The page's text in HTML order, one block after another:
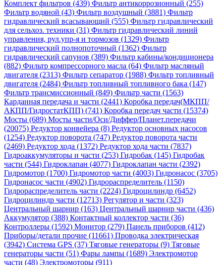
Комплект фильтров (439) Фильтр антикоррозионный (255)
Фильтр водяной (43) Фильтр воздушный (3881) Фильтр
гидравлический всасывающий (555) Фильтр гидравлический
для сельхоз. техники (31) Фильтр гидравлический линий
управления, рул.упр-я и тормозов (1329) Фильтр
гидравлический полнопоточный (1362) Фильтр
гидравлический сапунов (389) Фильтр кабины/кондиционера
(882) Фильтр компрессорного масла (64) Фильтр масляный
двигателя (2313) Фильтр сепаратор (1988) Фильтр топливный
двигателя (2484) Фильтр топливный топливного бака (147)
Фильтр трансмиссионный (849) Фильтр части (1563)
Карданная передача и части (2441) Коробка передач(МКПП/
АКПП/ГидростатКПП) (741) Коробка передач части (15374)
Мосты (689) Мосты части/Оси/Диффер/Планет.передачи
(20075) Редуктор конвейера (8) Редуктор основных насосов
(1254) Редуктор поворота (747) Редуктор поворота части
(2469) Редуктор хода (1372) Редуктор хода части (7837)
Гидроаккумуляторы и части (253) Гидробак (145) Гидробак
части (544) Гидроклапан (4077) Гидроклапан части (2392)
Гидромотор (1700) Гидромотор части (4003) Гидронасос (3705)
Гидронасос части (4902) Гидрораспределитель (1150)
Гидрораспределитель части (2224) Гидроцилиндр (6452)
Гидроцилиндр части (12713) Регулятор и части (323)
Центральный шарнир (163) Центральный шарнир части (436)
Аккумулятор (388) Контактный коллектор части (36)
Контроллеры (1592) Монитор (279) Панель приборов (412)
Приборы/детали прочие (11661) Проводка электрическая
(3942) Система GPS (37) Тяговые генераторы (9) Тяговые
генераторы части (51) Фары лампы (1689) Электромотор
части (48) Электромоторы (911)